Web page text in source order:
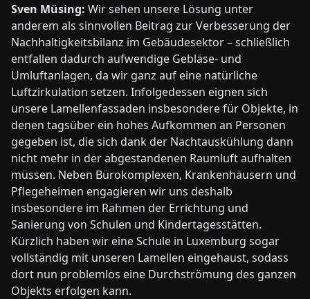
Sven Müsing: Wir sehen unsere Lösung unter
anderem als sinnvollen Beitrag zur Verbesserung der
Nachhaltigkeitsbilanz im Gebäudesektor – schließlich
entfallen dadurch aufwendige Gebläse- und
Umluftanlagen, da wir ganz auf eine natürliche
Luftzirkulation setzen. Infolgedessen eignen sich
unsere Lamellenfassaden insbesondere für Objekte, in
denen tagsüber ein hohes Aufkommen an Personen
gegeben ist, die sich dank der Nachtauskühlung dann
nicht mehr in der abgestandenen Raumluft aufhalten
müssen. Neben Bürokomplexen, Krankenhäusern und
Pflegeheimen engagieren wir uns deshalb
insbesondere im Rahmen der Errichtung und
Sanierung von Schulen und Kindertagesstätten.
Kürzlich haben wir eine Schule in Luxemburg sogar
vollständig mit unseren Lamellen eingehaust, sodass
dort nun problemlos eine Durchströmung des ganzen
Objekts erfolgen kann.